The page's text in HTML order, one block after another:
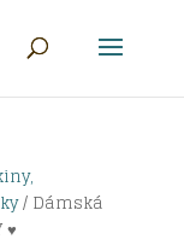
/ Dámská
♥